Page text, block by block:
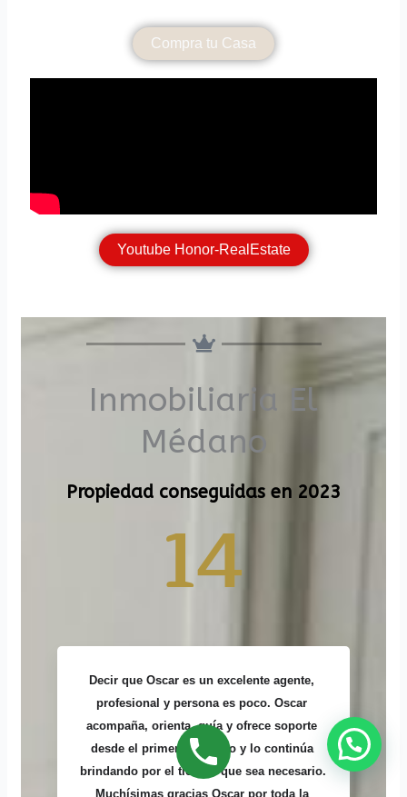
Compra tu Casa
Youtube Honor-RealEstate
Inmobiliaria El
Médano
Propiedad conseguidas en 2023
14
Decir que Oscar es un excelente agente,
profesional y persona es poco. Oscar
acompaña, orienta, guía y ofrece soporte
desde el primer momento y lo continúa
brindando por el tiempo que sea necesario.
Muchísimas gracias Oscar por toda la